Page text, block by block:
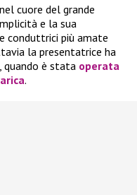
cuore del grande
e la sua
conduttrici più amate
la presentatrice ha
quando è stata operata
.